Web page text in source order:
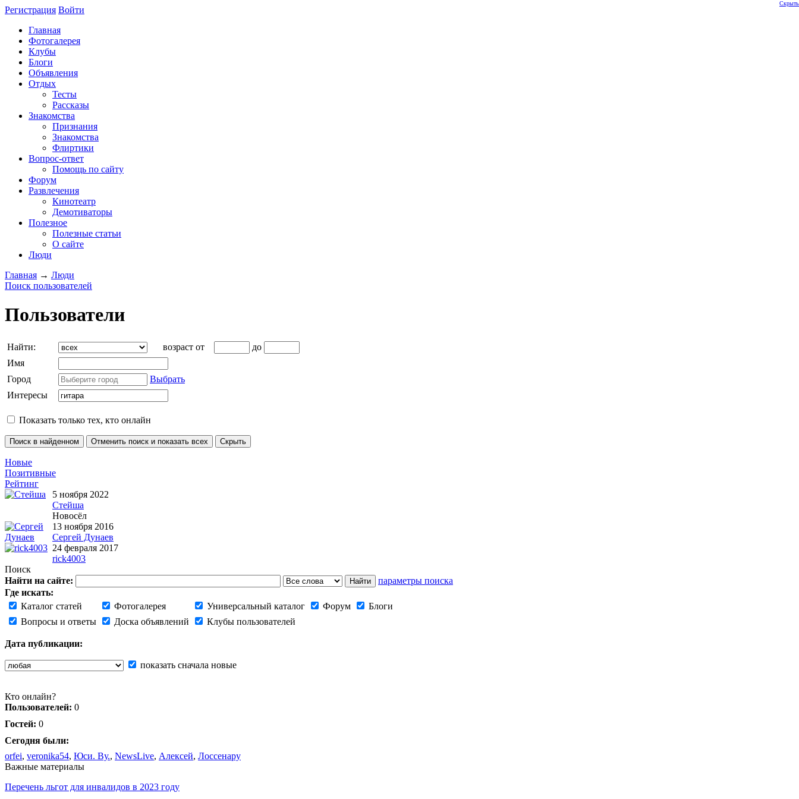
Регистрация Войти
Главная
Фотогалерея
Клубы
Блоги
Объявления
Отдых
Тесты
Рассказы
Знакомства
Признания
Знакомства
Флиртики
Вопрос-ответ
Помощь по сайту
Форум
Развлечения
Кинотеатр
Демотиваторы
Полезное
Полезные статьи
О сайте
Люди
Главная → Люди
Поиск пользователей
Пользователи
Найти: возраст от
до
Имя
Город
Выбрать
Интересы
Показать только тех, кто онлайн
Новые
Позитивные
Рейтинг
5 ноября 2022
Стейша
Новосёл
13 ноября 2016
Cергей Дунаев
24 февраля 2017
rick4003
Поиск
Найти на сайте:
параметры поиска
Где искать:
Каталог статей
Фотогалерея Универсальный каталог Форум
Блоги
Вопросы и ответы
Доска объявлений Клубы пользователей
Дата публикации:
показать сначала новые
Скрыть
Кто онлайн?
Пользователей: 0
Гостей: 0
Сегодня были:
orfei, veronika54, Юси. Ву., NewsLive, Алексей, Лоссенару
Важные материалы
Перечень льгот для инвалидов в 2023 году